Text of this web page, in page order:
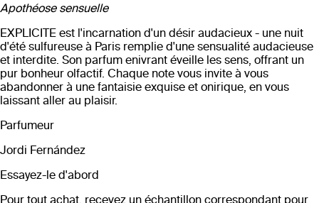
Apothéose sensuelle
EXPLICITE est l'incarnation d'un désir audacieux - une nuit
d'été sulfureuse à Paris remplie d'une sensualité audacieuse
et interdite. Son parfum enivrant éveille les sens, offrant un
pur bonheur olfactif. Chaque note vous invite à vous
abandonner à une fantaisie exquise et onirique, en vous
laissant aller au plaisir.
Parfumeur
Jordi Fernández
Essayez-le d'abord
Pour tout achat, recevez un échantillon correspondant pour